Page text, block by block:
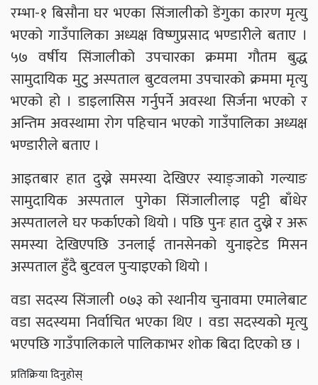
रम्भा-१ बिसौना घर भएका सिंजालीको डेंगुका कारण मृत्यु
भएको गाउँपालिका अध्यक्ष विष्णुप्रसाद भण्डारीले बताए ।
५७ वर्षीय सिंजालीको उपचारका क्रममा गौतम बुद्ध
सामुदायिक मुटु अस्पताल बुटवलमा उपचारको क्रममा मृत्यु
भएको हो । डाइलासिस गर्नुपर्ने अवस्था सिर्जना भएको र
अन्तिम अवस्थामा रोग पहिचान भएको गाउँपालिका अध्यक्ष
भण्डारीले बताए ।
आइतबार हात दुख्ने समस्या देखिएर स्याङ्जाको गल्याङ
सामुदायिक अस्पताल पुगेका सिंजालीलाइ पट्टी बाँधेर
अस्पतालले घर फर्काएको थियो । पछि पुनः हात दुख्ने र अरू
समस्या देखिएपछि उनलाई तानसेनको युनाइटेड मिसन
अस्पताल हुँदै बुटवल पुर्‍याइएको थियो ।
वडा सदस्य सिंजाली ०७३ को स्थानीय चुनावमा एमालेबाट
वडा सदस्यमा निर्वाचित भएका थिए । वडा सदस्यको मृत्यु
भएपछि गाउँपालिकाले पालिकाभर शोक बिदा दिएको छ ।
प्रतिक्रिया दिनुहोस्